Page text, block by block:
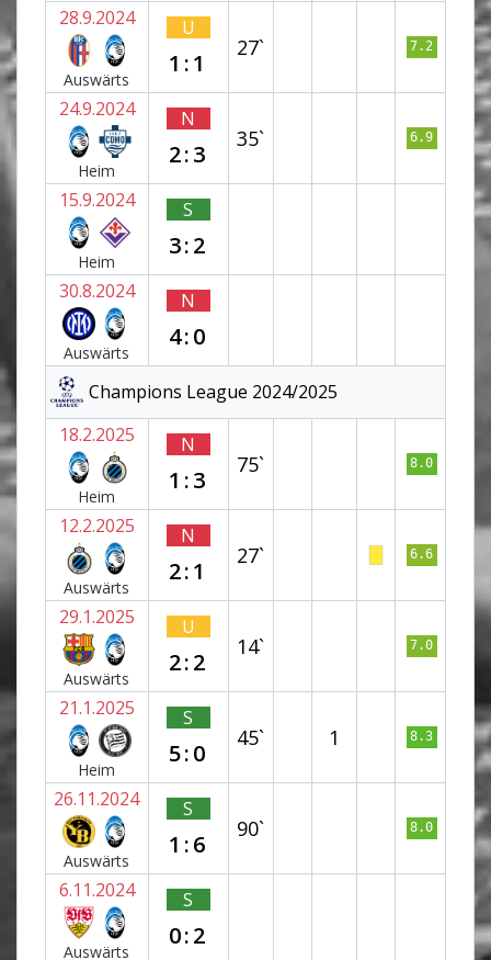
28.9.2024
Auswärts
U
1:1
27` 7.2
24.9.2024
Heim
N
2:3
35` 6.9
15.9.2024
Heim
S
3:2
30.8.2024
Auswärts
N
4:0
Champions League 2024/2025
18.2.2025
Heim
N
1:3
75` 8.0
12.2.2025
Auswärts
N
2:1
27` 6.6
29.1.2025
Auswärts
U
2:2
14` 7.0
21.1.2025
Heim
S
5:0
45` 1 8.3
26.11.2024
Auswärts
S
1:6
90` 8.0
6.11.2024
Auswärts
S
0:2